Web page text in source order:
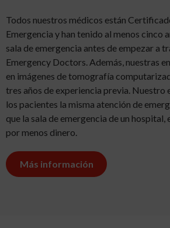
Todos nuestros médicos están
Emergencia y han tenido al menos cinco
sala de emergencia antes de empezar a
Emergency Doctors. Además, nuestras
en imágenes de tomografía
tres años de experiencia previa. Nuestro
los pacientes la misma atención de
que la sala de emergencia de un hospital,
por menos dinero.
Más información